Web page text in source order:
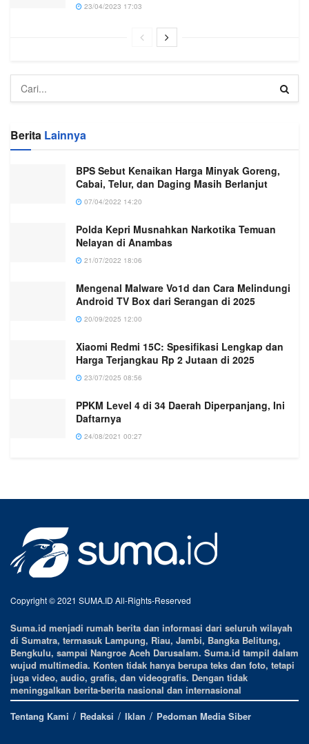
23/04/2023 17:03
Berita Lainnya
BPS Sebut Kenaikan Harga Minyak Goreng,
Cabai, Telur, dan Daging Masih Berlanjut
07/04/2022 14:20
Polda Kepri Musnahkan Narkotika Temuan
Nelayan di Anambas
21/07/2022 18:06
Mengenal Malware Vo1d dan Cara Melindungi
Android TV Box dari Serangan di 2025
20/09/2025 12:00
Xiaomi Redmi 15C: Spesifikasi Lengkap dan
Harga Terjangkau Rp 2 Jutaan di 2025
23/07/2025 08:56
PPKM Level 4 di 34 Daerah Diperpanjang, Ini
Daftarnya
24/08/2021 00:27
Copyright © 2021 SUMA.ID All-Rights-Reserved
Suma.id menjadi rumah berita dan informasi dari seluruh wilayah
di Sumatra, termasuk Lampung, Riau, Jambi, Bangka Belitung,
Bengkulu, sampai Nangroe Aceh Darusalam. Suma.id tampil dalam
wujud multimedia. Konten tidak hanya berupa teks dan foto, tetapi
juga video, audio, grafis, dan videografis. Dengan tidak
meninggalkan berita-berita nasional dan internasional
Tentang Kami
Redaksi Iklan Pedoman Media Siber